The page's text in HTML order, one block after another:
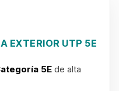
EXTERIOR UTP 5E
5E de alta